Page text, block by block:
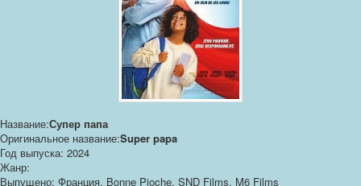
Название:Супер папа
Оригинальное название:Super papa
Год выпуска: 2024
Жанр:
Выпущено: Франция, Bonne Pioche, SND Films, M6 Films